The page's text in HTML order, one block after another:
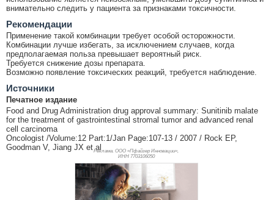
внимательно следить у пациента за признаками токсичности.
Рекомендации
Применение такой комбинации требует особой осторожности.
Комбинации лучше избегать, за исключением случаев, когда
предполагаемая польза превышает вероятный риск.
Требуется снижение дозы препарата.
Возможно появление токсических реакций, требуется наблюдение.
Источники
Печатное издание
Food and Drug Administration drug approval summary: Sunitinib malate
for the treatment of gastrointestinal stromal tumor and advanced renal
cell carcinoma
Oncologist /Volume:12 Part:1/Jan Page:107-13 / 2007 / Rock EP,
Goodman V, Jiang JX et alРеклама. ООО «Пфайзер Инновации»,
ИНН 7703106050